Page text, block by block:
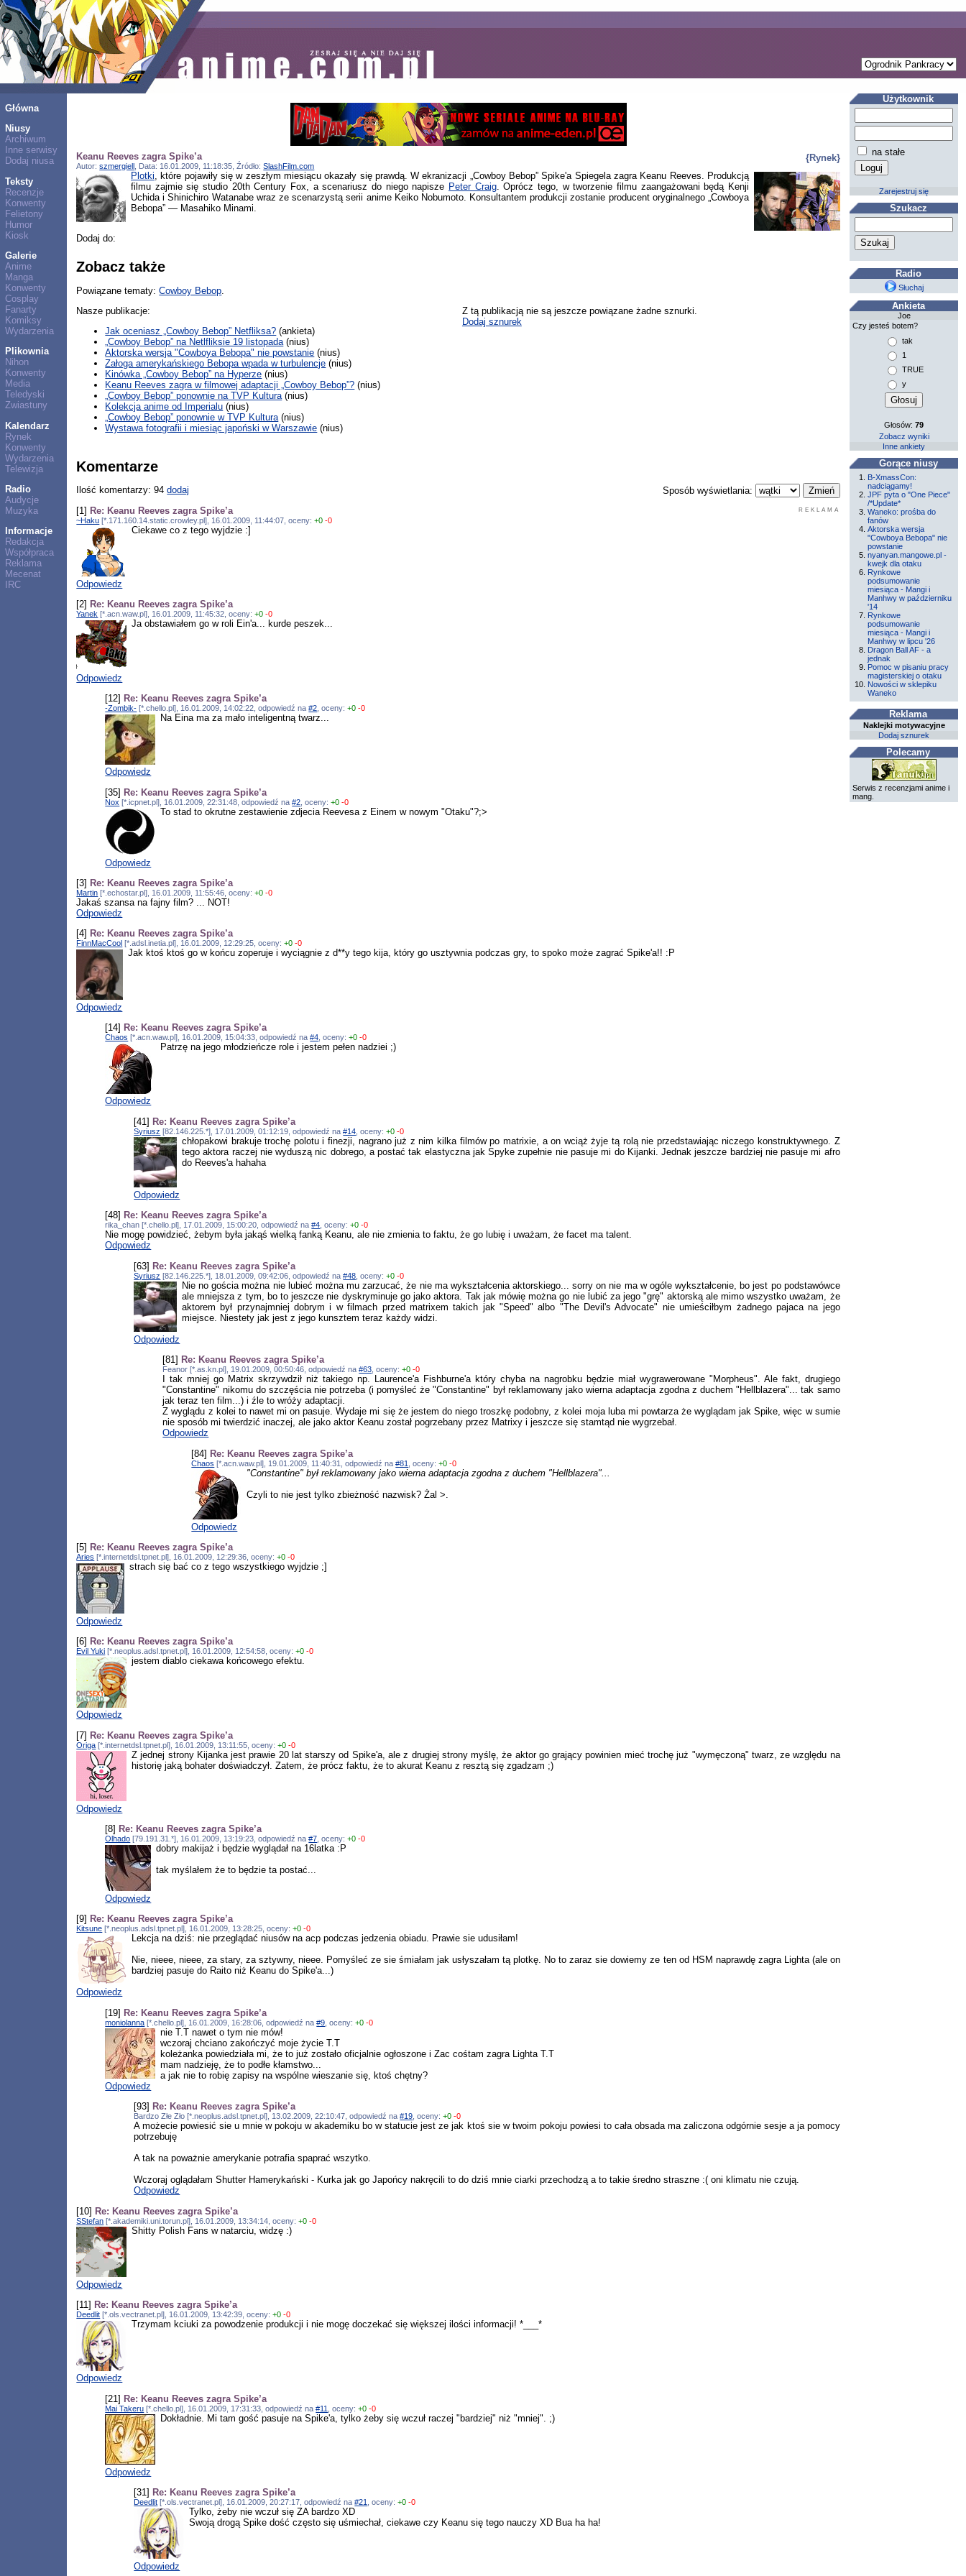
Główna
Niusy
Archiwum
Inne serwisy
Dodaj niusa
Teksty
Recenzje
Konwenty
Felietony
Humor
Kiosk
Galerie
Anime
Manga
Konwenty
Cosplay
Fanarty
Komiksy
Wydarzenia
Plikownia
Nihon
Konwenty
Media
Teledyski
Zwiastuny
Kalendarz
Rynek
Konwenty
Wydarzenia
Telewizja
Radio
Audycje
Muzyka
Informacje
Redakcja
Współpraca
Reklama
Mecenat
IRC
{Rynek}
Keanu Reeves zagra Spike’a
Autor:szmergiell , Data: 16.01.2009, 11:18:35, Źródło:SlashFilm.com
Plotki , które pojawiły się w zeszłym miesiącu okazały się prawdą. W ekranizacji „Cowboy Bebop” Spike'a Spiegela zagra Keanu Reeves. Produkcją
filmu zajmie się studio 20th Century Fox, a scenariusz do niego napisze Peter Craig. Oprócz tego, w tworzenie filmu zaangażowani będą Kenji
Uchida i Shinichiro Watanabe wraz ze scenarzystą serii anime Keiko Nobumoto. Konsultantem produkcji zostanie producent oryginalnego „Cowboya
Bebopa” — Masahiko Minami.
Dodaj do:
Zobacz także
Powiązane tematy:Cowboy Bebop
Nasze publikacje:
Jak oceniasz „Cowboy Bebop” Netfliksa? (ankieta)
„Cowboy Bebop” na Netlfliksie 19 listopada(nius)
Aktorska wersja "Cowboya Bebopa" nie powstanie (nius)
Załoga amerykańskiego Bebopa wpada w turbulencje (nius)
Kinówka „Cowboy Bebop” na Hyperze (nius)
Keanu Reeves zagra w filmowej adaptacji „Cowboy Bebop”? (nius)
„Cowboy Bebop” ponownie na TVP Kultura(nius)
Kolekcja anime od Imperialu (nius)
„Cowboy Bebop” ponownie w TVP Kultura(nius)
Wystawa fotografii i miesiąc japoński w Warszawie (nius)
Z tą publikacją nie są jeszcze powiązane żadne sznurki.
Dodaj sznurek
Komentarze
Sposób wyświetlania:
Ilość komentarzy: 94dodaj
REKLAMA
[1] Re: Keanu Reeves zagra Spike’a
~Haku [*.171.160.14.static.crowley.pl], 16.01.2009, 11:44:07, oceny:+0 -0
Ciekawe co z tego wyjdzie :]
Odpowiedz
[2] Re: Keanu Reeves zagra Spike’a
Yanek [*.acn.waw.pl], 16.01.2009, 11:45:32, oceny:+0 -0
Ja obstawiałem go w roli Ein'a... kurde peszek...
Odpowiedz
[12] Re: Keanu Reeves zagra Spike’a
-Zombik- [*.chello.pl], 16.01.2009, 14:02:22, odpowiedź na#2 , oceny:+0 -0
Na Eina ma za mało inteligentną twarz...
Odpowiedz
[35] Re: Keanu Reeves zagra Spike’a
Nox [*.icpnet.pl], 16.01.2009, 22:31:48, odpowiedź na#2 , oceny:+0 -0
To stad to okrutne zestawienie zdjecia Reevesa z Einem w nowym "Otaku"?;>
Odpowiedz
[3] Re: Keanu Reeves zagra Spike’a
Martin [*.echostar.pl], 16.01.2009, 11:55:46, oceny:+0 -0
Jakaś szansa na fajny film? ... NOT!
Odpowiedz
[4] Re: Keanu Reeves zagra Spike’a
FinnMacCool [*.adsl.inetia.pl], 16.01.2009, 12:29:25, oceny:+0 -0
Jak ktoś ktoś go w końcu zoperuje i wyciągnie z d**y tego kija, który go usztywnia podczas gry, to spoko może zagrać Spike'a!! :P
Odpowiedz
[14] Re: Keanu Reeves zagra Spike’a
Chaos [*.acn.waw.pl], 16.01.2009, 15:04:33, odpowiedź na#4 , oceny:+0 -0
Patrzę na jego młodzieńcze role i jestem pełen nadziei ;)
Odpowiedz
[41] Re: Keanu Reeves zagra Spike’a
Syriusz [82.146.225.*], 17.01.2009, 01:12:19, odpowiedź na#14 , oceny:+0 -0
chłopakowi brakuje trochę polotu i finezji, nagrano już z nim kilka filmów po matrixie, a on wciąż żyje tą rolą nie przedstawiając niczego konstruktywnego. Z
tego aktora raczej nie wyduszą nic dobrego, a postać tak elastyczna jak Spyke zupełnie nie pasuje mi do Kijanki. Jednak jeszcze bardziej nie pasuje mi afro
do Reeves'a hahaha
Odpowiedz
[48] Re: Keanu Reeves zagra Spike’a
rika_chan [*.chello.pl], 17.01.2009, 15:00:20, odpowiedź na#4, oceny:+0 -0
Nie mogę powidzieć, żebym była jakąś wielką fanką Keanu, ale nie zmienia to faktu, że go lubię i uważam, że facet ma talent.
Odpowiedz
[63] Re: Keanu Reeves zagra Spike’a
Syriusz [82.146.225.*], 18.01.2009, 09:42:06, odpowiedź na#48 , oceny:+0 -0
Nie no gościa można nie lubieć można mu zarzucać, że nie ma wykształcenia aktorskiego... sorry on nie ma w ogóle wykształcenie, bo jest po podstawówce
ale mniejsza z tym, bo to jeszcze nie dyskryminuje go jako aktora. Tak jak mówię można go nie lubić za jego "grę" aktorską ale mimo wszystko uważam, że
aktorem był przynajmniej dobrym i w filmach przed matrixem takich jak "Speed" albo "The Devil's Advocate" nie umieściłbym żadnego pajaca na jego
miejsce. Niestety jak jest z jego kunsztem teraz każdy widzi.
Odpowiedz
[81] Re: Keanu Reeves zagra Spike’a
Feanor [*.as.kn.pl], 19.01.2009, 00:50:46, odpowiedź na#63 , oceny:+0 -0
I tak mniej go Matrix skrzywdził niż takiego np. Laurence'a Fishburne'a który chyba na nagrobku będzie miał wygrawerowane "Morpheus". Ale fakt, drugiego
"Constantine" nikomu do szczęścia nie potrzeba (i pomyśleć że "Constantine" był reklamowany jako wierna adaptacja zgodna z duchem "Hellblazera"... tak samo
jak teraz ten film...) i źle to wróży adaptacji.
Z wyglądu z kolei to nawet mi on pasuje. Wydaje mi się że jestem do niego troszkę podobny, z kolei moja luba mi powtarza że wyglądam jak Spike, więc w sumie
nie sposób mi twierdzić inaczej, ale jako aktor Keanu został pogrzebany przez Matrixy i jeszcze się stamtąd nie wygrzebał.
Odpowiedz
[84] Re: Keanu Reeves zagra Spike’a
Chaos [*.acn.waw.pl], 19.01.2009, 11:40:31, odpowiedź na#81 , oceny:+0 -0
"Constantine" był reklamowany jako wierna adaptacja zgodna z duchem "Hellblazera"...
Czyli to nie jest tylko zbieżność nazwisk? Żal >.
Odpowiedz
[5] Re: Keanu Reeves zagra Spike’a
Aries [*.internetdsl.tpnet.pl], 16.01.2009, 12:29:36, oceny:+0 -0
strach się bać co z tego wszystkiego wyjdzie ;]
Odpowiedz
[6] Re: Keanu Reeves zagra Spike’a
Evil Yuki [*.neoplus.adsl.tpnet.pl], 16.01.2009, 12:54:58, oceny:+0 -0
jestem diablo ciekawa końcowego efektu.
Odpowiedz
[7] Re: Keanu Reeves zagra Spike’a
Origa [*.internetdsl.tpnet.pl], 16.01.2009, 13:11:55, oceny:+0 -0
Z jednej strony Kijanka jest prawie 20 lat starszy od Spike'a, ale z drugiej strony myślę, że aktor go grający powinien mieć trochę już "wymęczoną" twarz, ze względu na
historię jaką bohater doświadczył. Zatem, że prócz faktu, że to akurat Keanu z resztą się zgadzam ;)
Odpowiedz
[8] Re: Keanu Reeves zagra Spike’a
Olhado [79.191.31.*], 16.01.2009, 13:19:23, odpowiedź na#7 , oceny:+0 -0
dobry makijaż i będzie wyglądał na 16latka :P
tak myślałem że to będzie ta postać...
Odpowiedz
[9] Re: Keanu Reeves zagra Spike’a
Kitsune [*.neoplus.adsl.tpnet.pl], 16.01.2009, 13:28:25, oceny:+0 -0
Lekcja na dziś: nie przeglądać niusów na acp podczas jedzenia obiadu. Prawie sie udusiłam!
Nie, nieee, nieee, za stary, za sztywny, nieee. Pomyśleć ze sie śmiałam jak usłyszałam tą plotkę. No to zaraz sie dowiemy ze ten od HSM naprawdę zagra Lighta (ale on
bardziej pasuje do Raito niż Keanu do Spike'a...)
Odpowiedz
[19] Re: Keanu Reeves zagra Spike’a
moniolanna [*.chello.pl], 16.01.2009, 16:28:06, odpowiedź na#9 , oceny:+0 -0
nie T.T nawet o tym nie mów!
wczoraj chciano zakończyć moje życie T.T
koleżanka powiedziała mi, że to już zostało oficjalnie ogłoszone i Zac cośtam zagra Lighta T.T
mam nadzieję, że to podłe kłamstwo...
a jak nie to robię zapisy na wspólne wieszanie się, ktoś chętny?
Odpowiedz
[93] Re: Keanu Reeves zagra Spike’a
Bardzo Złe Zło [*.neoplus.adsl.tpnet.pl], 13.02.2009, 22:10:47, odpowiedź na#19 , oceny:+0 -0
A możecie powiesić sie u mnie w pokoju w akademiku bo w statucie jest ze jak ktoś sie w twoim pokoju powiesi to cała obsada ma zaliczona odgórnie sesje a ja pomocy
potrzebuję
A tak na poważnie amerykanie potrafia spaprać wszytko.
Wczoraj oglądałam Shutter Hamerykański - Kurka jak go Japońcy nakręcili to do dziś mnie ciarki przechodzą a to takie średno straszne :( oni klimatu nie czują.
Odpowiedz
[10] Re: Keanu Reeves zagra Spike’a
SStefan [*.akademiki.uni.torun.pl], 16.01.2009, 13:34:14, oceny:+0 -0
Shitty Polish Fans w natarciu, widzę :)
Odpowiedz
[11] Re: Keanu Reeves zagra Spike’a
Deedlit [*.ols.vectranet.pl], 16.01.2009, 13:42:39, oceny:+0 -0
Trzymam kciuki za powodzenie produkcji i nie mogę doczekać się większej ilości informacji! *___*
Odpowiedz
[21] Re: Keanu Reeves zagra Spike’a
Mai Takeru [*.chello.pl], 16.01.2009, 17:31:33, odpowiedź na#11 , oceny:+0 -0
Dokładnie. Mi tam gość pasuje na Spike'a, tylko żeby się wczuł raczej "bardziej" niż "mniej". ;)
Odpowiedz
[31] Re: Keanu Reeves zagra Spike’a
Deedlit [*.ols.vectranet.pl], 16.01.2009, 20:27:17, odpowiedź na#21, oceny:+0 -0
Tylko, żeby nie wczuł się ZA bardzo XD
Swoją drogą Spike dość często się uśmiechał, ciekawe czy Keanu się tego nauczy XD Bua ha ha!
Odpowiedz
Użytkownik
na stałe
Zarejestruj się
Szukacz
Radio
Słuchaj
Ankieta
Joe
Czy jesteś botem?
tak
1
TRUE
y
Głosów:79
Zobacz wyniki
Inne ankiety
Gorące niusy
B-XmassCon:
nadciągamy!
JPF pyta o "One Piece"
/*Update*
Waneko: prośba do
fanów
Aktorska wersja
"Cowboya Bebopa" nie
powstanie
nyanyan.mangowe.pl -
kwejk dla otaku
Rynkowe
podsumowanie
miesiąca - Mangi i
Manhwy w październiku
'14
Rynkowe
podsumowanie
miesiąca - Mangi i
Manhwy w lipcu '26
Dragon Ball AF - a
jednak
Pomoc w pisaniu pracy
magisterskiej o otaku
Nowości w sklepiku
Waneko
Reklama
Naklejki motywacyjne
Dodaj sznurek
Polecamy
Serwis z recenzjami anime i
mang.